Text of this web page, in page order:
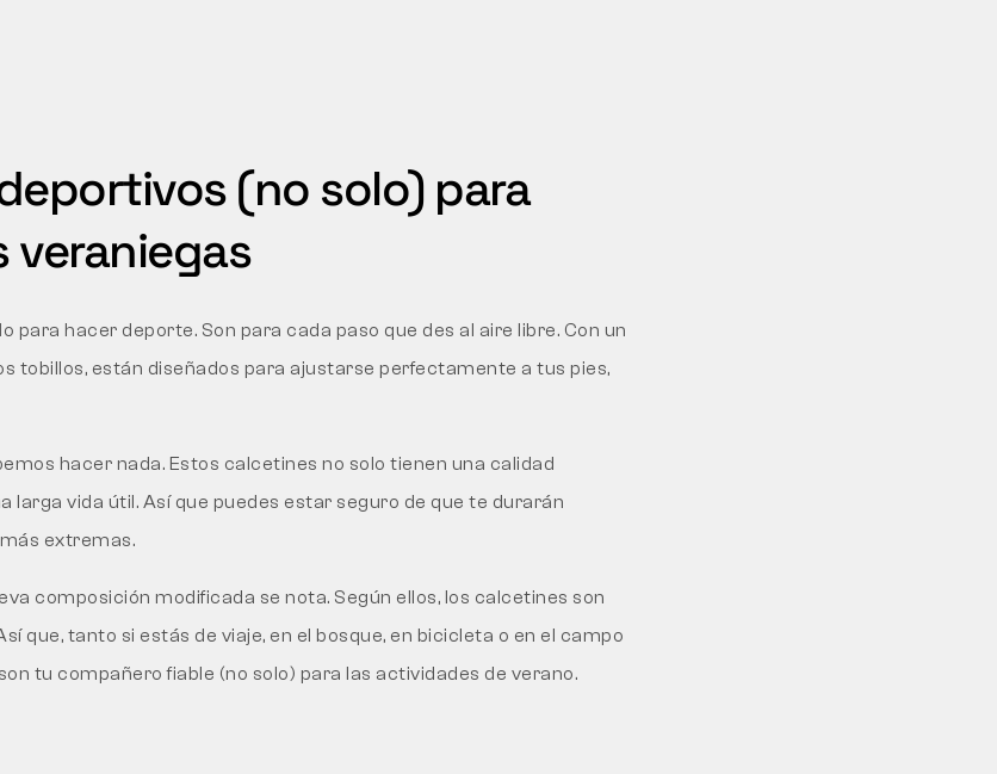
(no solo) para
para hacer deporte. Son para cada paso que des al aire libre. Con un
tobillos, están diseñados para ajustarse perfectamente a tus pies,
hacer nada. Estos calcetines no solo tienen una calidad
larga vida útil. Así que puedes estar seguro de que te durarán
extremas.
composición modificada se nota. Según ellos, los calcetines son
que, tanto si estás de viaje, en el bosque, en bicicleta o en el campo
tu compañero fiable (no solo) para las actividades de verano.